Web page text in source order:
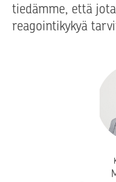
tiedämme, että
reagointikykyä